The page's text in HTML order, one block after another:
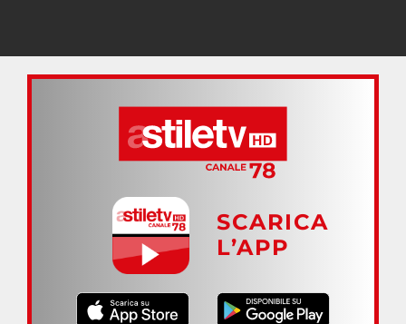
SCARICA
L’APP